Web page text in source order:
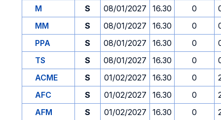
M
S 08/01/2027 16.30 0
MM
S 08/01/2027 16.30 0
PPA
S 08/01/2027 16.30 0
TS
S 08/01/2027 16.30 0
ACME
S 01/02/2027 16.30 0
AFC
S 01/02/2027 16.30 0
AFM
S 01/02/2027 16.30 0